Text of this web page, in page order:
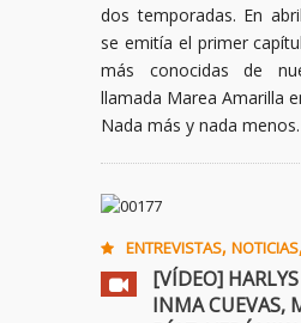
dos temporadas. En
se emitía el primer
más conocidas de
llamada Marea Amarilla
Nada más y nada
ENTREVISTAS, NOTICIAS,
[VÍDEO]
INMA CUEVAS,